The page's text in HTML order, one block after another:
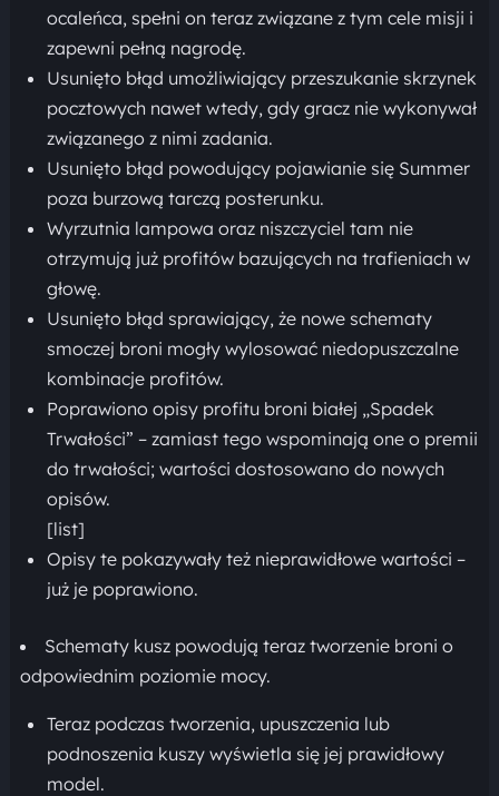
ocaleńca, spełni on teraz związane z tym cele misji i
zapewni pełną nagrodę.
Usunięto błąd umożliwiający przeszukanie skrzynek
pocztowych nawet wtedy, gdy gracz nie wykonywał
związanego z nimi zadania.
Usunięto błąd powodujący pojawianie się Summer
poza burzową tarczą posterunku.
Wyrzutnia lampowa oraz niszczyciel tam nie
otrzymują już profitów bazujących na trafieniach w
głowę.
Usunięto błąd sprawiający, że nowe schematy
smoczej broni mogły wylosować niedopuszczalne
kombinacje profitów.
Poprawiono opisy profitu broni białej „Spadek
Trwałości” – zamiast tego wspominają one o premii
do trwałości; wartości dostosowano do nowych
opisów.
[list]
Opisy te pokazywały też nieprawidłowe wartości –
już je poprawiono.
Schematy kusz powodują teraz tworzenie broni o
odpowiednim poziomie mocy.
Teraz podczas tworzenia, upuszczenia lub
podnoszenia kuszy wyświetla się jej prawidłowy
model.